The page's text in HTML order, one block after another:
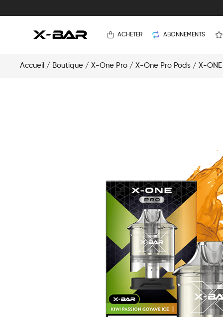
ACHETER ABONNEMENTS
Accueil / Boutique / X-One Pro / X-One Pro Pods / X-ONE